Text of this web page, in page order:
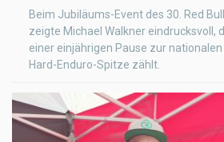
Beim Jubiläums-Event des 30. Red
zeigte Michael Walkner eindrucksvoll,
einer einjährigen Pause zur
Hard-Enduro-Spitze zählt.